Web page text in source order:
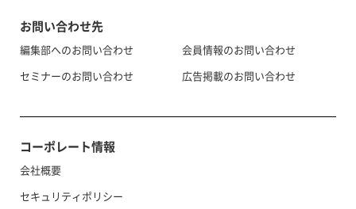
お問い合わせ先
編集部へのお問い合わせ
セミナーのお問い合わせ
会員情報のお問い合わせ
広告掲載のお問い合わせ
コーポレート情報
会社概要
セキュリティポリシー